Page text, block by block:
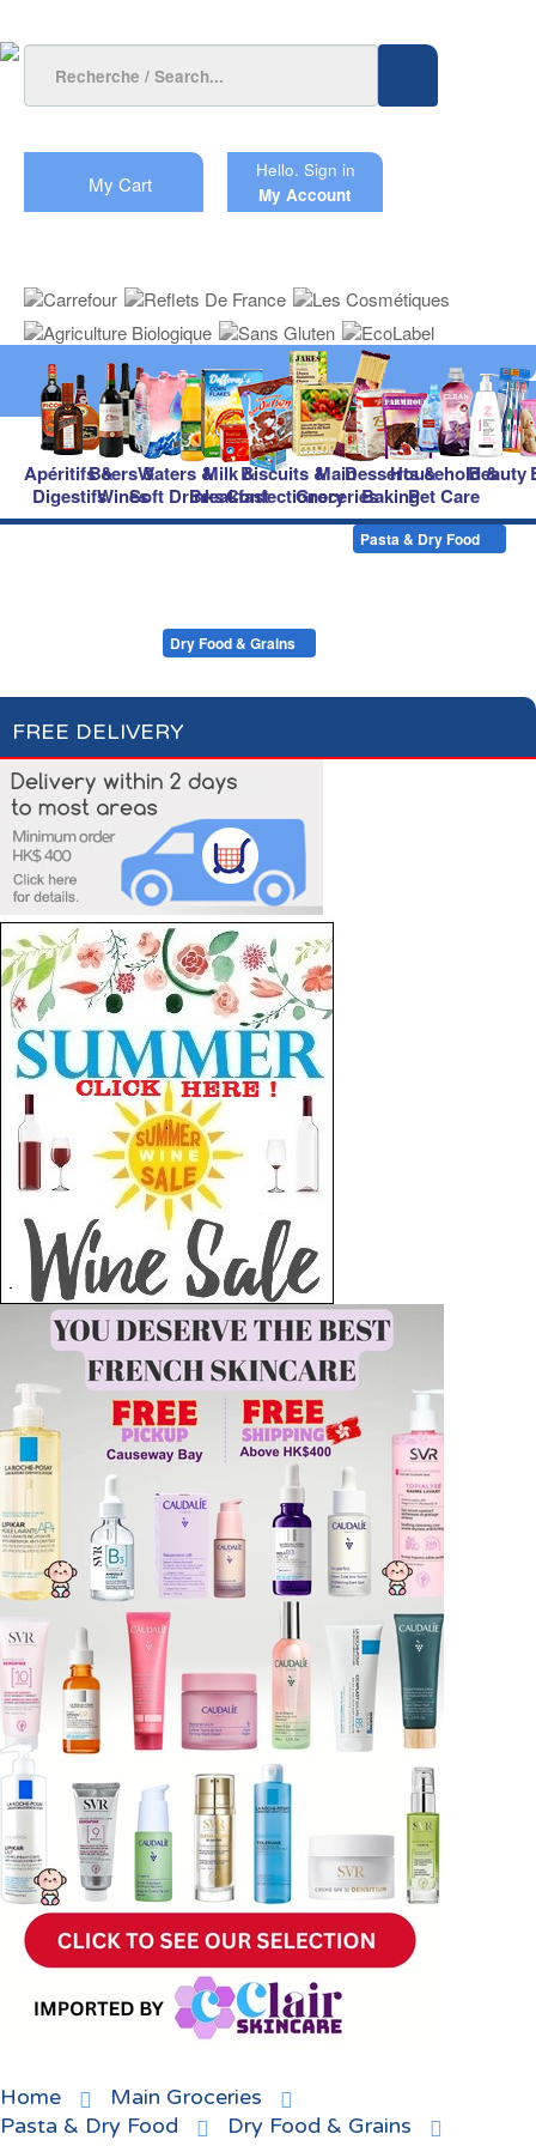
My Cart
Hello. Sign in
My Account
Apéritifs &
Digestifs
Beers &
Wines
Waters &
Soft Drinks
Milk &
Breakfast
Biscuits &
Confectionery
Main
Groceries
Desserts &
Baking
Household &
Pet Care
Beauty
Pasta & Dry Food
Dry Food & Grains
FREE DELIVERY
Home
Main Groceries
Pasta & Dry Food
Dry Food & Grains